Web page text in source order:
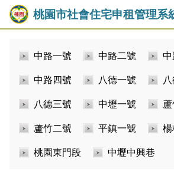
桃園市社會住宅申租管理系
中路一號 中路二號 中
中路四號 八德一號
八德三號 中壢一號
蘆竹二號 平鎮一號 楊
桃園東門段 中壢中興巷